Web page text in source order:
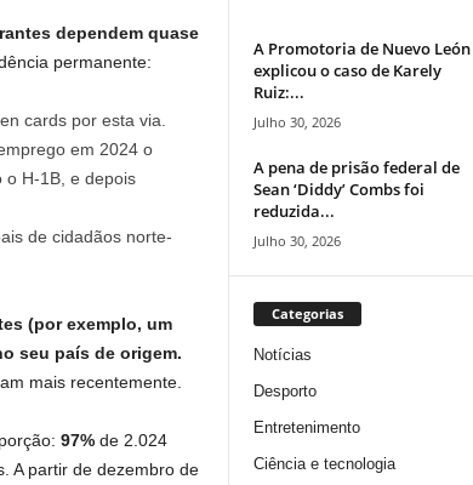
dependem quase
permanente:
cards por esta via.
em 2024 o
o H-1B, e depois
de cidadãos norte-
(por exemplo, um
seu país de origem.
mais recentemente.
97%de 2.024
A partir de dezembro de
A Promotoria de Nuevo León
explicou o caso de Karely
Ruiz:...
Julho 30, 2026
A pena de prisão federal de
Sean ‘Diddy’ Combs foi
reduzida...
Julho 30, 2026
Categorias
Notícias
Desporto
Entretenimento
Ciência e tecnologia